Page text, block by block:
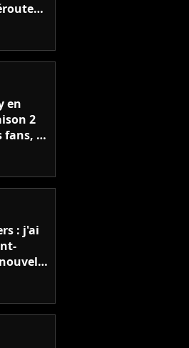
une
en
2
fans, le
un
: j'ai